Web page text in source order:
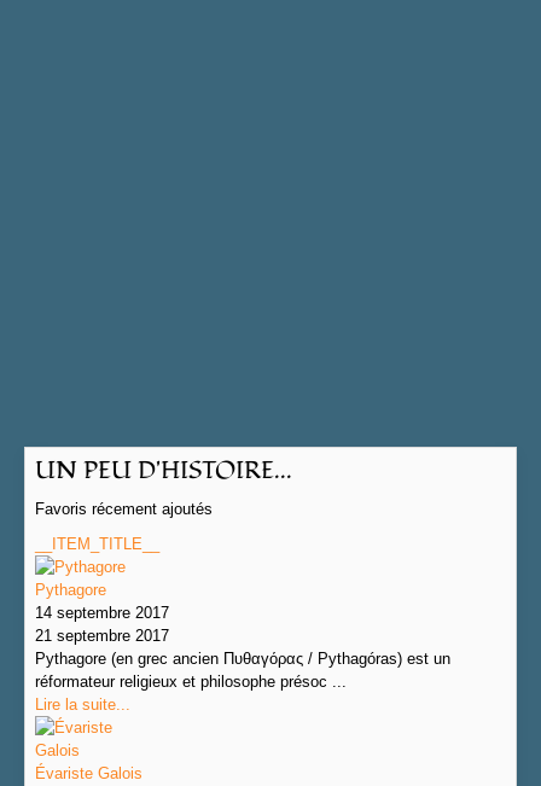
UN PEU D'HISTOIRE...
Favoris récement ajoutés
__ITEM_TITLE__
Pythagore
14 septembre 2017
21 septembre 2017
Pythagore (en grec ancien Πυθαγόρας / Pythagóras) est un
réformateur religieux et philosophe présoc ...
Lire la suite...
Évariste Galois